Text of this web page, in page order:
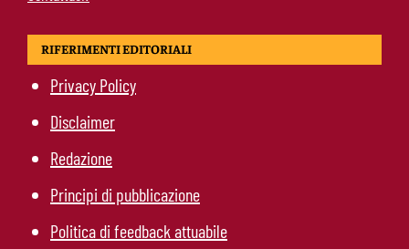
RIFERIMENTI EDITORIALI
Privacy Policy
Disclaimer
Redazione
Principi di pubblicazione
Politica di feedback attuabile